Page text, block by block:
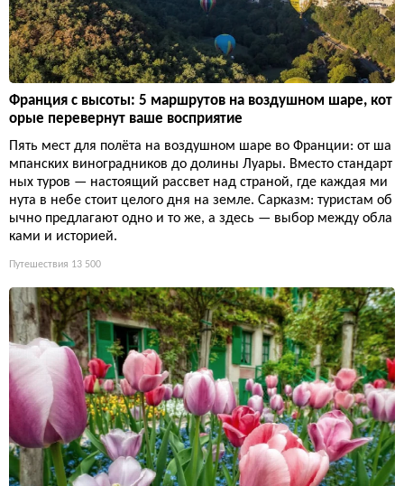
Франция с высоты: 5 маршрутов на воздушном шаре, кот
орые перевернут ваше восприятие
Пять мест для полёта на воздушном шаре во Франции: от ша
мпанских виноградников до долины Луары. Вместо стандарт
ных туров — настоящий рассвет над страной, где каждая ми
нута в небе стоит целого дня на земле. Сарказм: туристам об
ычно предлагают одно и то же, а здесь — выбор между обла
ками и историей.
Путешествия 13 500